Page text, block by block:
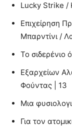
Lucky Strike /
Επιχείρηση
Μπαρντίνι /
Το σιδερένιο
Εξαρχείων
Φούντας | 13
Μια
Για τον